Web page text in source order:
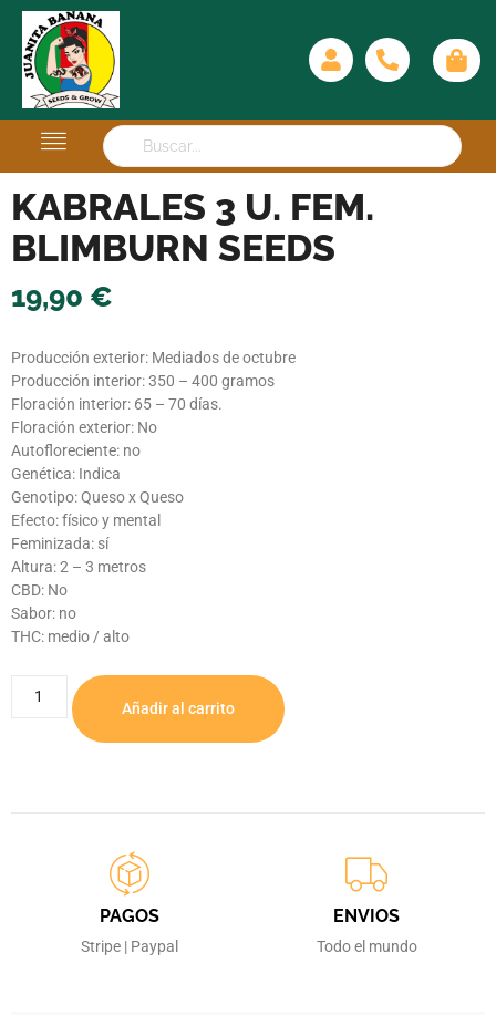
KABRALES 3 U. FEM.
BLIMBURN SEEDS
19,90 €
Producción exterior: Mediados de octubre
Producción interior: 350 – 400 gramos
Floración interior: 65 – 70 días.
Floración exterior: No
Autofloreciente: no
Genética: Indica
Genotipo: Queso x Queso
Efecto: físico y mental
Feminizada: sí
Altura: 2 – 3 metros
CBD: No
Sabor: no
THC: medio / alto
Añadir al carrito
PAGOS
Stripe | Paypal
ENVIOS
Todo el mundo